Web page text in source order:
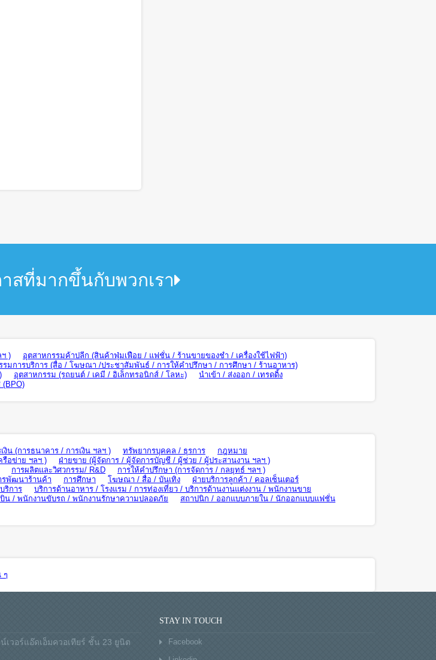
สที่มากขึ้นกับพวกเรา
)
อุตสาหกรรมค้าปลีก (สินค้าฟุ่มเฟือย / แฟชั่น / ร้านขายของชำ / เครื่องใช้ไฟฟ้า)
รมการบริการ (สื่อ / โฆษณา /ประชาสัมพันธ์ / การให้คำปรึกษา / การศึกษา / ร้านอาหาร)
อุตสาหกรรม (รถยนต์ / เคมี / อิเล็กทรอนิกส์ / โลหะ)
นำเข้า / ส่งออก / เทรดดิ้ง
(BPO)
งิน (การธนาคาร / การเงิน ฯลฯ ) ทรัพยากรบุคคล / ธุรการ
กฎหมาย
รือข่าย ฯลฯ )
ฝ่ายขาย (ผู้จัดการ / ผู้จัดการบัญชี / ผู้ช่วย / ผู้ประสานงาน ฯลฯ )
การผลิตและวิศวกรรม/ R&D
การให้คำปรึกษา (การจัดการ / กลยุทธ์ ฯลฯ )
รพัฒนาร้านค้า การศึกษา โฆษณา / สื่อ / บันเทิง
ฝ่ายบริการลูกค้า / คอลเซ็นเตอร์
ริการ
บริการด้านอาหาร / โรงแรม / การท่องเที่ยว / บริการด้านงานแต่งงาน / พนักงานขาย
น / พนักงานขับรถ / พนักงานรักษาความปลอดภัย
สถาปนิก / ออกแบบภายใน / นักออกแบบแฟชั่น
ๆ
เวอร์แอ๊ดเอ็มควอเทียร์ ชั้น 23 ยูนิต
STAY IN TOUCH
Facebook